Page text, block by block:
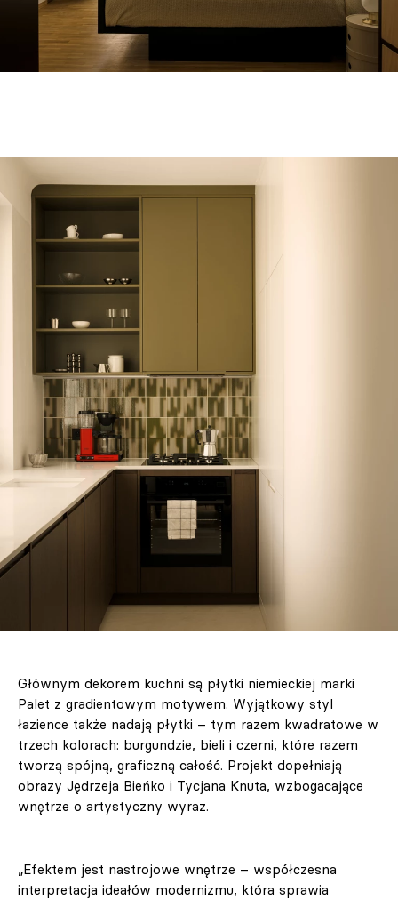
Głównym dekorem kuchni są płytki niemieckiej marki
Palet z gradientowym motywem. Wyjątkowy styl
łazience także nadają płytki – tym razem kwadratowe w
trzech kolorach: burgundzie, bieli i czerni, które razem
tworzą spójną, graficzną całość. Projekt dopełniają
obrazy Jędrzeja Bieńko i Tycjana Knuta, wzbogacające
wnętrze o artystyczny wyraz.
„Efektem jest nastrojowe wnętrze – współczesna
interpretacja ideałów modernizmu, która sprawia